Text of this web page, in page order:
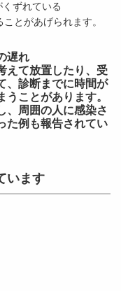
ずれている
とがあげられます。
遅れ
えて放置したり、受
、診断までに時間が
ことがあります。
、周囲の人に感染さ
た例も報告されてい
います